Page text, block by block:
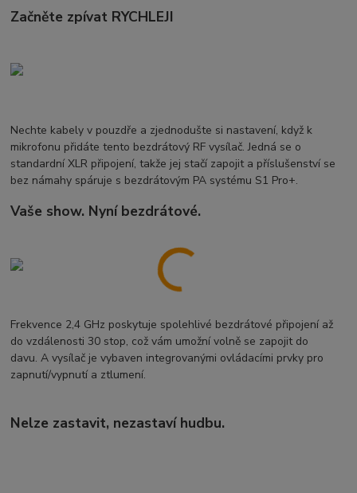
Začněte zpívat RYCHLEJI
Nechte kabely v pouzdře a zjednodušte si nastavení, když k
mikrofonu přidáte tento bezdrátový RF vysílač. Jedná se o
standardní XLR připojení, takže jej stačí zapojit a příslušenství se
bez námahy spáruje s bezdrátovým PA systému S1 Pro+.
Vaše show. Nyní bezdrátové.
Frekvence 2,4 GHz poskytuje spolehlivé bezdrátové připojení až
do vzdálenosti 30 stop, což vám umožní volně se zapojit do
davu. A vysílač je vybaven integrovanými ovládacími prvky pro
zapnutí/vypnutí a ztlumení.
Nelze zastavit, nezastaví hudbu.